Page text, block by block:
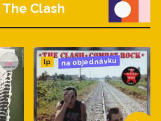
The Clash
lp na objednávku